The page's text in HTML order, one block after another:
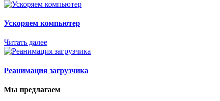
Ускоряем компьютер
Читать далее
Реанимация загрузчика
Мы предлагаем